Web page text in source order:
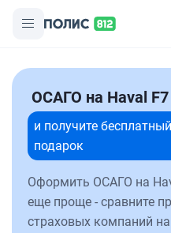
ОСАГО на Haval
и получите
подарок
Оформить ОСАГО на
еще проще - сравните
страховых компаний